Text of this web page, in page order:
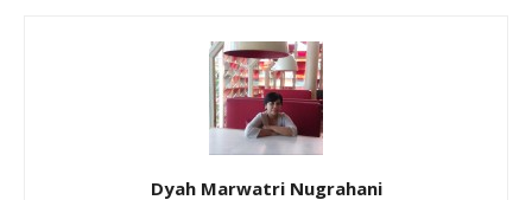
Dyah Marwatri Nugrahani